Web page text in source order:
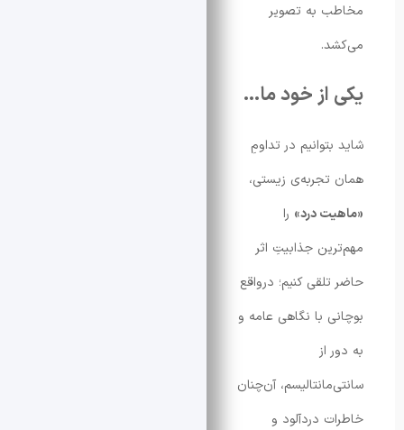
به تصویر
خود ما…
در تداومِ
زیستی،
را
جذابیتِ اثر
کنیم؛ درواقع
با نگاهی عامه و
آن‌چنان
دردآلود و